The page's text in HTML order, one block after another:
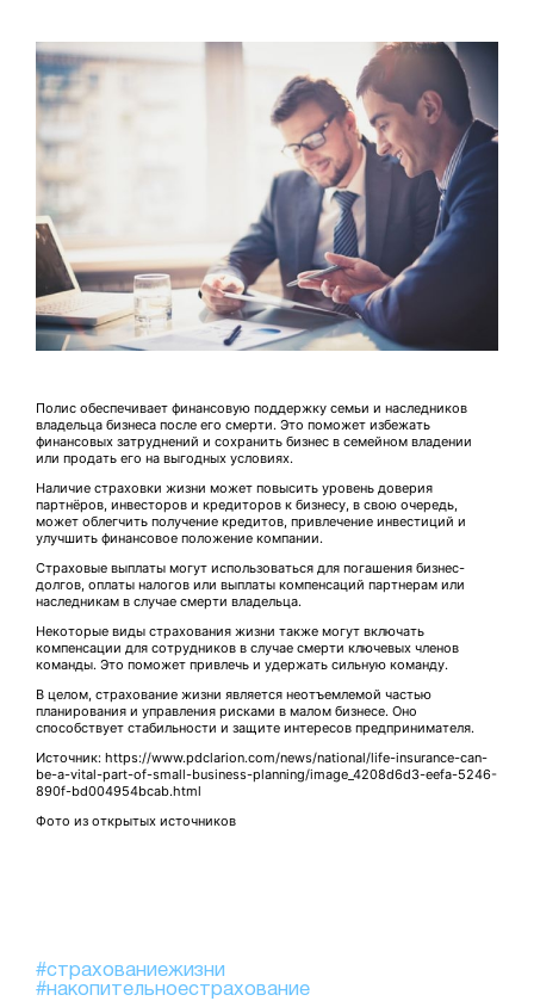
Полис обеспечивает финансовую поддержку семьи и наследников
владельца бизнеса после его смерти. Это поможет избежать
финансовых затруднений и сохранить бизнес в семейном владении
или продать его на выгодных условиях.
Наличие страховки жизни может повысить уровень доверия
партнёров, инвесторов и кредиторов к бизнесу, в свою очередь,
может облегчить получение кредитов, привлечение инвестиций и
улучшить финансовое положение компании.
Страховые выплаты могут использоваться для погашения бизнес-
долгов, оплаты налогов или выплаты компенсаций партнерам или
наследникам в случае смерти владельца.
Некоторые виды страхования жизни также могут включать
компенсации для сотрудников в случае смерти ключевых членов
команды. Это поможет привлечь и удержать сильную команду.
В целом, страхование жизни является неотъемлемой частью
планирования и управления рисками в малом бизнесе. Оно
способствует стабильности и защите интересов предпринимателя.
Источник: https://www.pdclarion.com/news/national/life-insurance-can-
be-a-vital-part-of-small-business-planning/image_4208d6d3-eefa-5246-
890f-bd004954bcab.html
Фото из открытых источников
#страхованиежизни
#накопительноестрахование